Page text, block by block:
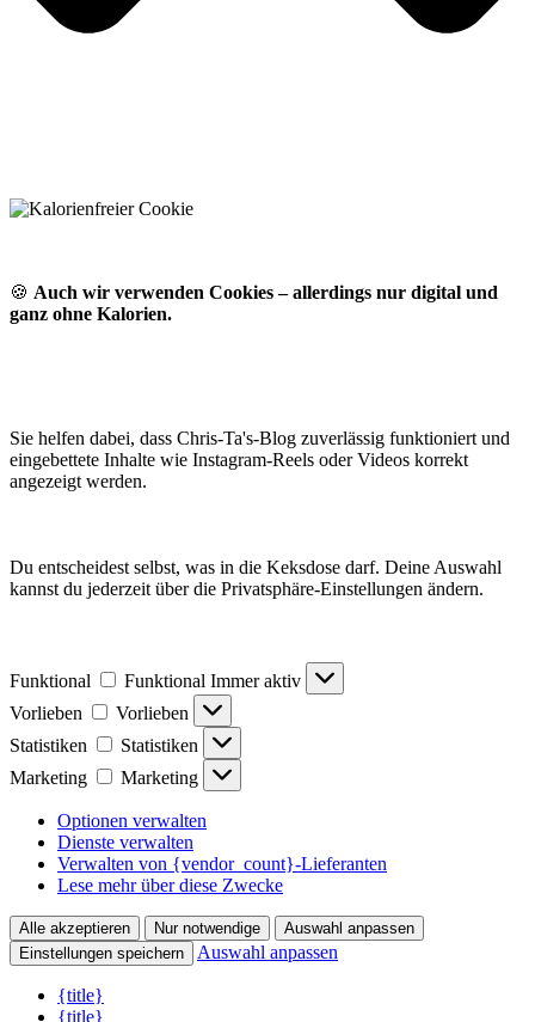
🍪 Auch wir verwenden Cookies – allerdings nur digital und
ganz ohne Kalorien.
Sie helfen dabei, dass Chris-Ta's-Blog zuverlässig funktioniert und
eingebettete Inhalte wie Instagram-Reels oder Videos korrekt
angezeigt werden.
Du entscheidest selbst, was in die Keksdose darf. Deine Auswahl
kannst du jederzeit über die Privatsphäre-Einstellungen ändern.
Funktional Funktional Immer aktiv
Vorlieben
Vorlieben
Statistiken
Statistiken
Marketing
Marketing
Optionen verwalten
Dienste verwalten
Verwalten von {vendor_count}-Lieferanten
Lese mehr über diese Zwecke
Alle akzeptieren Nur notwendige
Auswahl anpassen
Einstellungen speichern
Auswahl anpassen
{title}
{title}